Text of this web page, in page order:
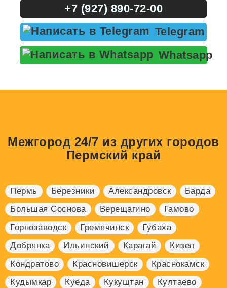
+7 (927) 890-72-00
Telegram
Whatsapp
Межгород 24/7 из других городов
Пермский край
Пермь Березники Александровск
Барда
Большая Соснова
Верещагино
Гамово
Горнозаводск
Гремячинск
Губаха
Добрянка
Ильинский Карагай
Кизел
Кондратово
Красновишерск
Краснокамск
Кудымкар
Куеда Кукуштан
Култаево